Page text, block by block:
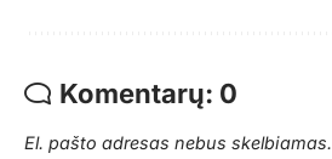
Komentarų: 0
El. pašto adresas nebus skelbiamas.